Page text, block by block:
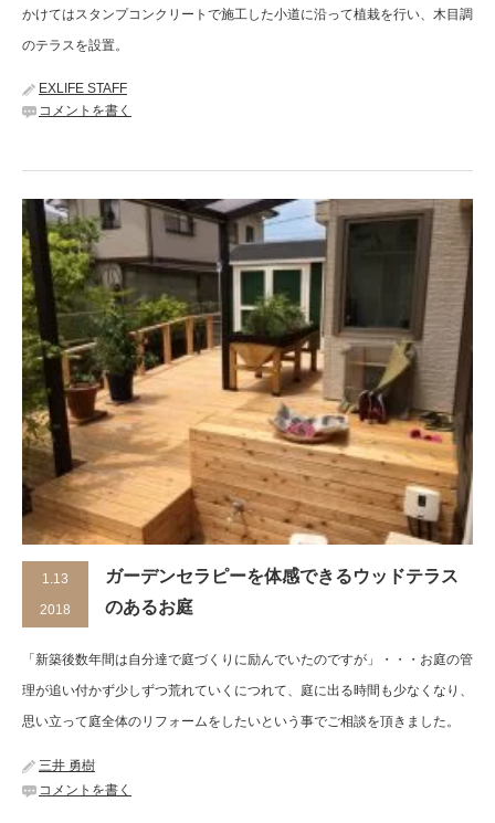
かけてはスタンプコンクリートで施工した小道に沿って植栽を行い、木目調
のテラスを設置。
EXLIFE STAFF
コメントを書く
1.13
2018
ガーデンセラピーを体感できるウッドテラス
のあるお庭
「新築後数年間は自分達で庭づくりに励んでいたのですが」・・・お庭の管
理が追い付かず少しずつ荒れていくにつれて、庭に出る時間も少なくなり、
思い立って庭全体のリフォームをしたいという事でご相談を頂きました。
三井 勇樹
コメントを書く